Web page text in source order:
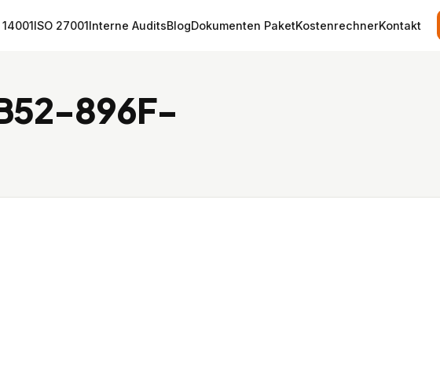
14001ISO 27001Interne AuditsBlogDokumenten PaketKostenrechnerKontakt
896F-